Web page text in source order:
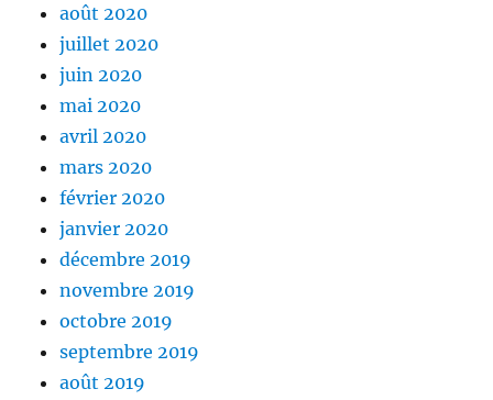
août 2020
juillet 2020
juin 2020
mai 2020
avril 2020
mars 2020
février 2020
janvier 2020
décembre 2019
novembre 2019
octobre 2019
septembre 2019
août 2019